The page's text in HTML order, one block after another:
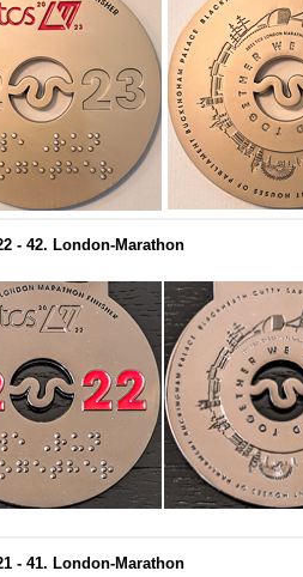
- 42. London-Marathon
- 41. London-Marathon